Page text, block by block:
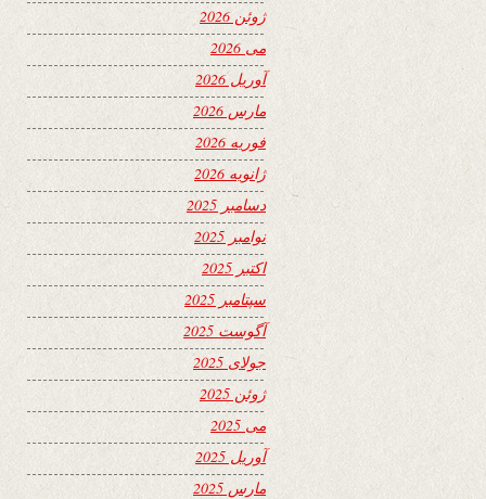
ژوئن 2026
می 2026
آوریل 2026
مارس 2026
فوریه 2026
ژانویه 2026
دسامبر 2025
نوامبر 2025
اکتبر 2025
سپتامبر 2025
آگوست 2025
جولای 2025
ژوئن 2025
می 2025
آوریل 2025
مارس 2025